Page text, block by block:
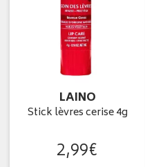
LAINO
Stick lèvres cerise 4g
2,99€